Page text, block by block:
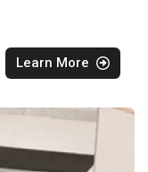
Learn More